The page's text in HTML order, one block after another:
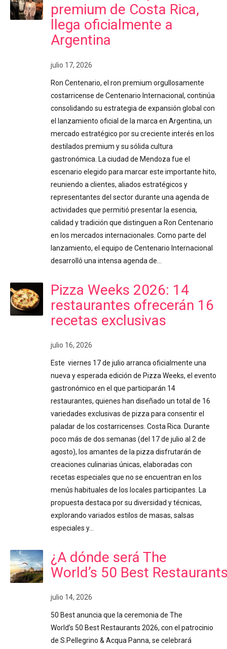
premium de Costa Rica,
llega oficialmente a
Argentina
julio 17, 2026
Ron Centenario, el ron premium orgullosamente
costarricense de Centenario Internacional, continúa
consolidando su estrategia de expansión global con
el lanzamiento oficial de la marca en Argentina, un
mercado estratégico por su creciente interés en los
destilados premium y su sólida cultura
gastronómica. La ciudad de Mendoza fue el
escenario elegido para marcar este importante hito,
reuniendo a clientes, aliados estratégicos y
representantes del sector durante una agenda de
actividades que permitió presentar la esencia,
calidad y tradición que distinguen a Ron Centenario
en los mercados internacionales. Como parte del
lanzamiento, el equipo de Centenario Internacional
desarrolló una intensa agenda de…
Pizza Weeks 2026: 14
restaurantes ofrecerán 16
recetas exclusivas
julio 16, 2026
Este viernes 17 de julio arranca oficialmente una
nueva y esperada edición de Pizza Weeks, el evento
gastronómico en el que participarán 14
restaurantes, quienes han diseñado un total de 16
variedades exclusivas de pizza para consentir el
paladar de los costarricenses. Costa Rica. Durante
poco más de dos semanas (del 17 de julio al 2 de
agosto), los amantes de la pizza disfrutarán de
creaciones culinarias únicas, elaboradas con
recetas especiales que no se encuentran en los
menús habituales de los locales participantes. La
propuesta destaca por su diversidad y técnicas,
explorando variados estilos de masas, salsas
especiales y…
¿A dónde será The
World’s 50 Best
julio 14, 2026
50 Best anuncia que la ceremonia de The
World’s 50 Best Restaurants 2026, con el patrocinio
de S.Pellegrino & Acqua Panna, se celebrará